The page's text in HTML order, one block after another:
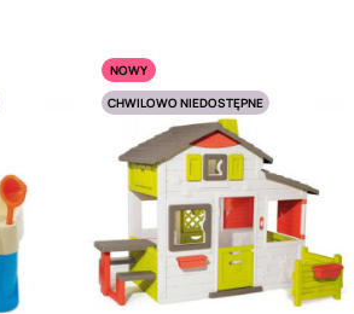
NOWY
CHWILOWO NIEDOSTĘPNE